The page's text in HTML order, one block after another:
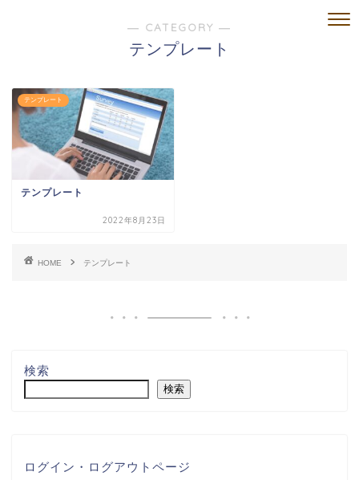
― CATEGORY ―
テンプレート
テンプレート
テンプレート
2022年8月23日
HOME テンプレート
検索
検索
ログイン・ログアウトページ